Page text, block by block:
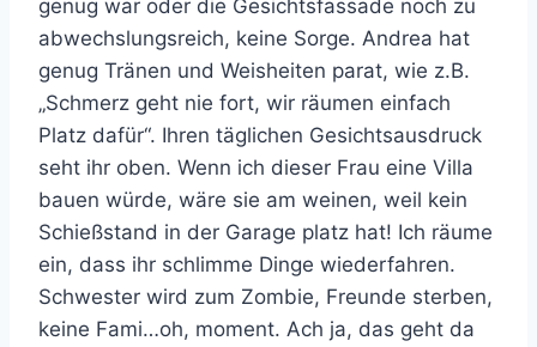
genug war oder die Gesichtsfassade noch zu
abwechslungsreich, keine Sorge. Andrea hat
genug Tränen und Weisheiten parat, wie z.B.
„Schmerz geht nie fort, wir räumen einfach
Platz dafür“. Ihren täglichen Gesichtsausdruck
seht ihr oben. Wenn ich dieser Frau eine Villa
bauen würde, wäre sie am weinen, weil kein
Schießstand in der Garage platz hat! Ich räume
ein, dass ihr schlimme Dinge wiederfahren.
Schwester wird zum Zombie, Freunde sterben,
keine Fami…oh, moment. Ach ja, das geht da